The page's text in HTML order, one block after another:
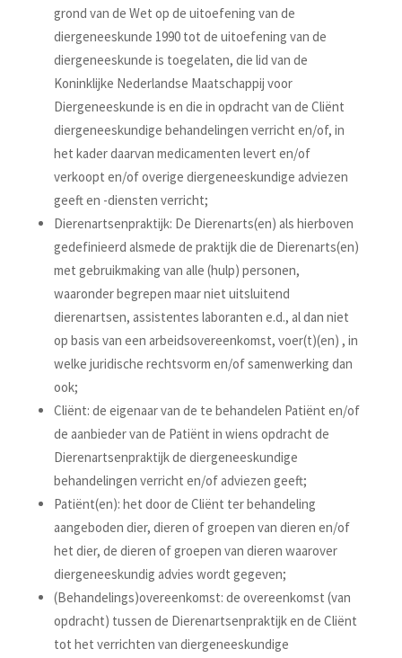
grond van de Wet op de uitoefening van de
diergeneeskunde 1990 tot de uitoefening van de
diergeneeskunde is toegelaten, die lid van de
Koninklijke Nederlandse Maatschappij voor
Diergeneeskunde is en die in opdracht van de Cliënt
diergeneeskundige behandelingen verricht en/of, in
het kader daarvan medicamenten levert en/of
verkoopt en/of overige diergeneeskundige adviezen
geeft en -diensten verricht;
Dierenartsenpraktijk: De Dierenarts(en) als hierboven
gedefinieerd alsmede de praktijk die de Dierenarts(en)
met gebruikmaking van alle (hulp) personen,
waaronder begrepen maar niet uitsluitend
dierenartsen, assistentes laboranten e.d., al dan niet
op basis van een arbeidsovereenkomst, voer(t)(en) , in
welke juridische rechtsvorm en/of samenwerking dan
ook;
Cliënt: de eigenaar van de te behandelen Patiënt en/of
de aanbieder van de Patiënt in wiens opdracht de
Dierenartsenpraktijk de diergeneeskundige
behandelingen verricht en/of adviezen geeft;
Patiënt(en): het door de Cliënt ter behandeling
aangeboden dier, dieren of groepen van dieren en/of
het dier, de dieren of groepen van dieren waarover
diergeneeskundig advies wordt gegeven;
(Behandelings)overeenkomst: de overeenkomst (van
opdracht) tussen de Dierenartsenpraktijk en de Cliënt
tot het verrichten van diergeneeskundige